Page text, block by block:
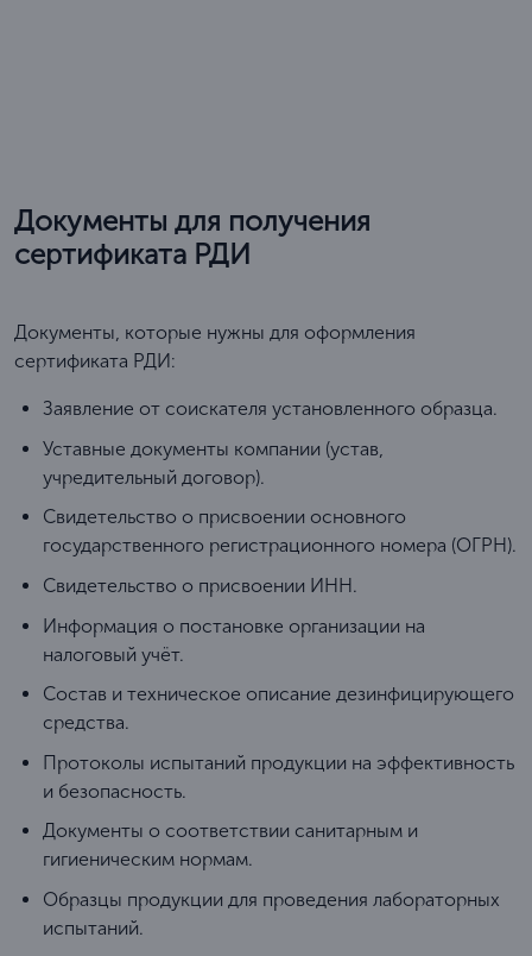
Документы для получения
сертификата РДИ
Документы, которые нужны для оформления
сертификата РДИ:
Заявление от соискателя установленного образца.
Уставные документы компании (устав,
учредительный договор).
Свидетельство о присвоении основного
государственного регистрационного номера (ОГРН).
Свидетельство о присвоении ИНН.
Информация о постановке организации на
налоговый учёт.
Состав и техническое описание дезинфицирующего
средства.
Протоколы испытаний продукции на эффективность
и безопасность.
Документы о соответствии санитарным и
гигиеническим нормам.
Образцы продукции для проведения лабораторных
испытаний.